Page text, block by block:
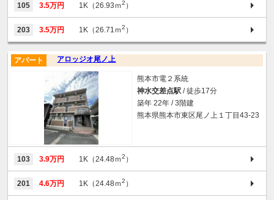
105 3.5万円 1K（26.93ｍ2 ）
203 3.5万円 1K（26.71ｍ2 ）
アロッジオ尾ノ上
アパート
熊本市電２系統
神水交差点駅 / 徒歩17分
築年 22年 / 3階建
熊本県熊本市東区尾ノ上１丁目43-23
103 3.9万円 1K（24.48ｍ2 ）
201 4.6万円 1K（24.48ｍ2 ）